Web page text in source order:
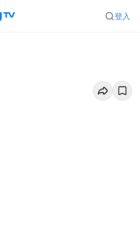
登入